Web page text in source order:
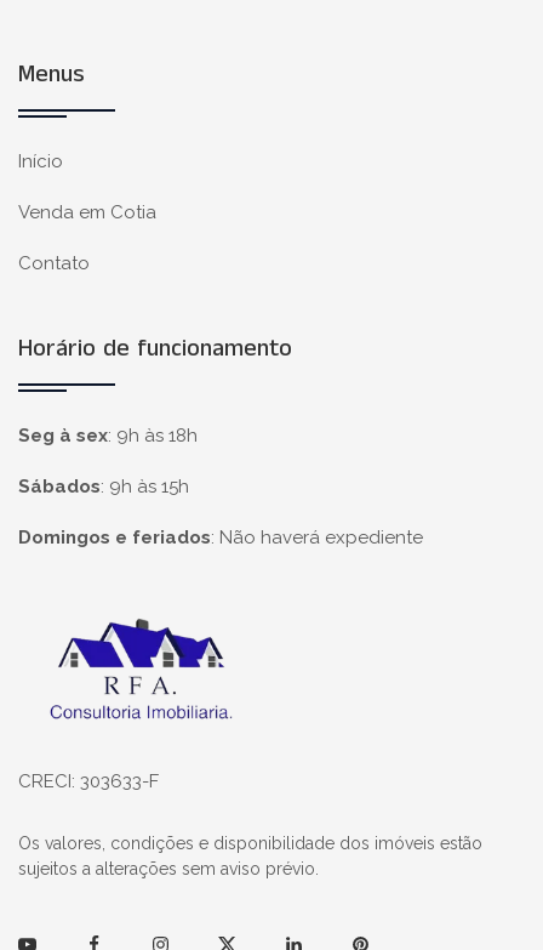
Menus
Início
Venda em Cotia
Contato
Horário de funcionamento
Seg à sex: 9h às 18h
Sábados: 9h às 15h
Domingos e feriados: Não haverá expediente
Página inicial
CRECI: 303633-F
Os valores, condições e disponibilidade dos imóveis estão
sujeitos a alterações sem aviso prévio.
YoutubeFacebookInstagramTwitter LinkedinPinterest